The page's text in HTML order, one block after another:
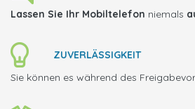
Lassen Sie Ihr Mobiltelefon niemals
ZUVERLÄSSIGKEIT
Sie können es während des